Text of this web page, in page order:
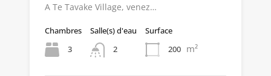
A Te Tavake Village, venez…
Chambres
3
Salle(s) d'eau
2
Surface
200 m²